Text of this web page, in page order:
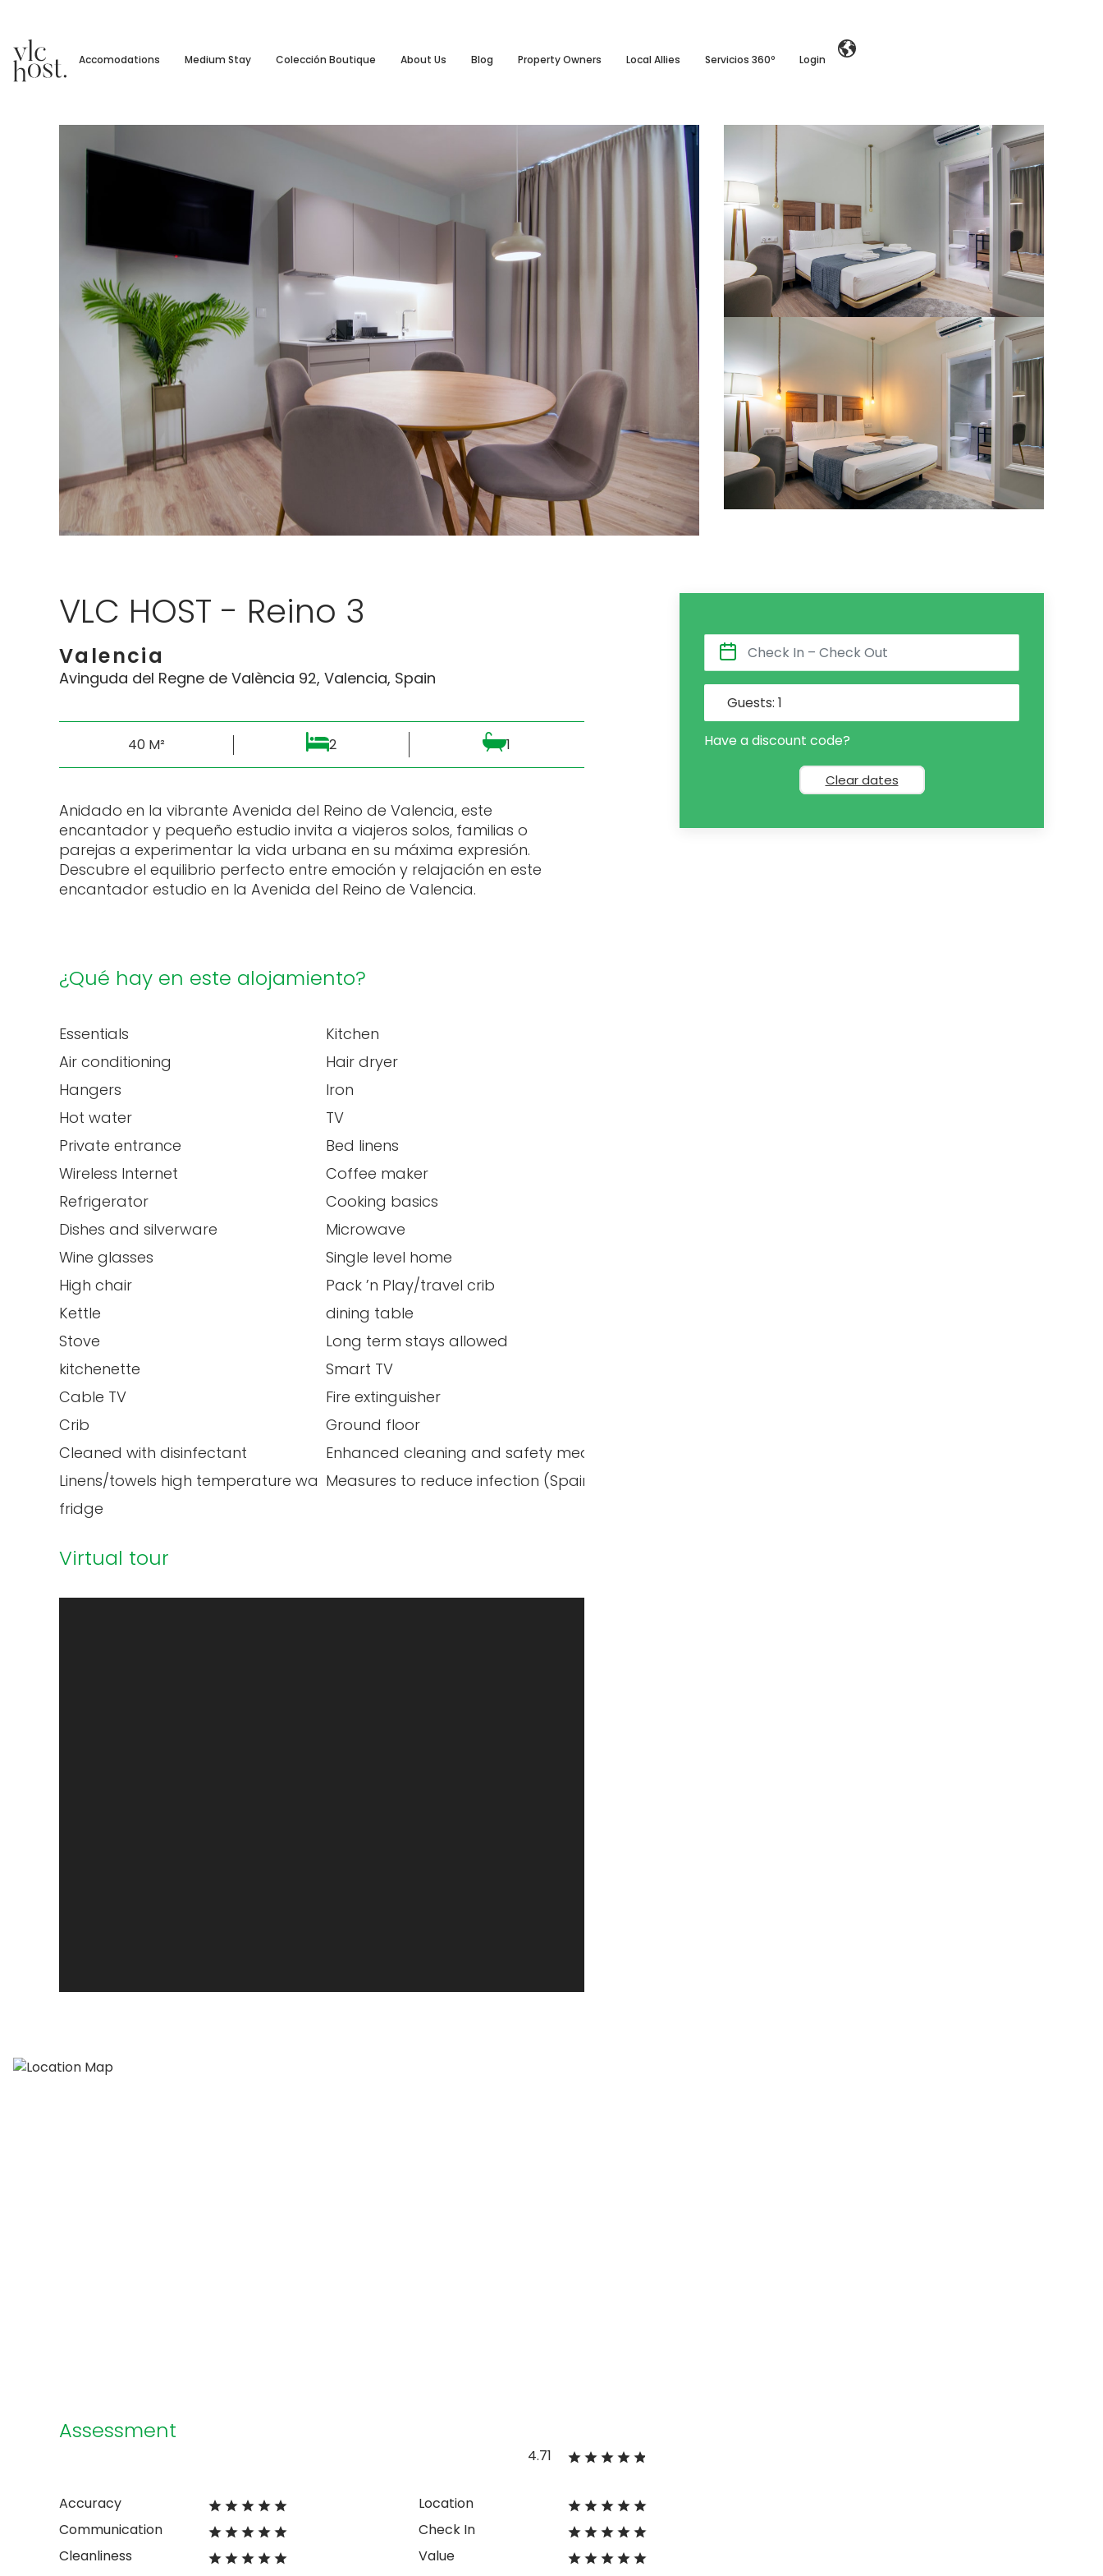
Accomodations Medium Stay Colección Boutique About Us Blog Property Owners Local Allies Servicios 360º Login
VLC HOST - Reino 3
Valencia
Avinguda del Regne de València 92, Valencia, Spain
40 M² 2 1
Anidado en la vibrante Avenida del Reino de Valencia, este
encantador y pequeño estudio invita a viajeros solos, familias o
parejas a experimentar la vida urbana en su máxima expresión.
Descubre el equilibrio perfecto entre emoción y relajación en este
encantador estudio en la Avenida del Reino de Valencia.
¿Qué hay en este alojamiento?
Essentials
Kitchen
Air conditioning
Hair dryer
Hangers
Iron
Hot water
TV
Private entrance
Bed linens
Wireless Internet
Coffee maker
Refrigerator
Cooking basics
Dishes and silverware
Microwave
Wine glasses
Single level home
High chair
Pack ’n Play/travel crib
Kettle
dining table
Stove
Long term stays allowed
kitchenette
Smart TV
Cable TV
Fire extinguisher
Crib
Ground floor
Cleaned with disinfectant
Enhanced cleaning and safety measures
Linens/towels high temperature washedMeasures to reduce infection (Spain)
fridge
Virtual tour
Guests: 1
Have a discount code?
Clear dates
Assessment
4.71
Accuracy
Communication
Cleanliness
Location
Check In
Value